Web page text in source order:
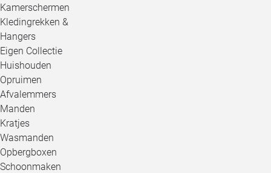
Kamerschermen
Kledingrekken &
Hangers
Eigen Collectie
Huishouden
Opruimen
Afvalemmers
Manden
Kratjes
Wasmanden
Opbergboxen
Schoonmaken